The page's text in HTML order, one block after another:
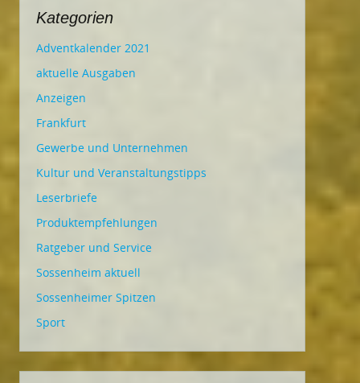
Kategorien
Adventkalender 2021
aktuelle Ausgaben
Anzeigen
Frankfurt
Gewerbe und Unternehmen
Kultur und Veranstaltungstipps
Leserbriefe
Produktempfehlungen
Ratgeber und Service
Sossenheim aktuell
Sossenheimer Spitzen
Sport